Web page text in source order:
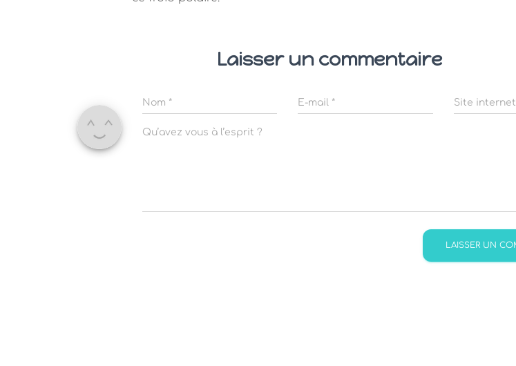
Laisser un commentaire
Nom * E-mail * Site internet
Qu’avez vous à l’esprit ?